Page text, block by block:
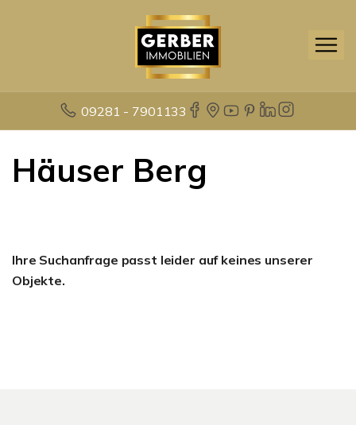
09281 - 7901133
Häuser Berg
Ihre Suchanfrage passt leider auf keines unserer
Objekte.